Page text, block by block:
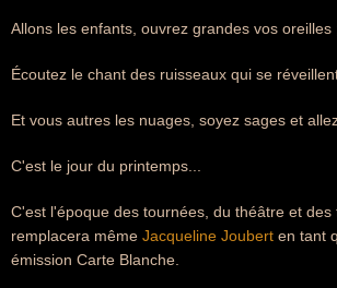
Allons les enfants, ouvrez grandes vos oreilles
Écoutez le chant des ruisseaux qui se
Et vous autres les nuages, soyez sages et
C'est le jour du printemps...
C'est l'époque des tournées, du théâtre et des
remplacera même Jacqueline Joubert en tant
émission Carte Blanche.